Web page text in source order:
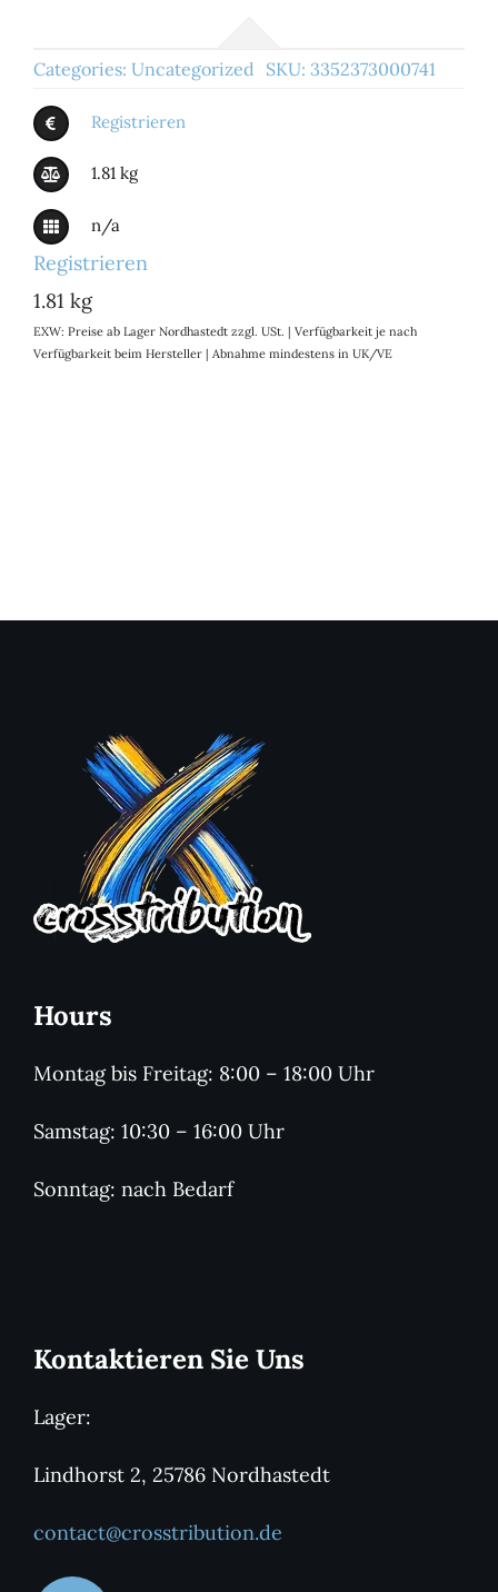
Categories: Uncategorized SKU: 3352373000741
Registrieren
1.81 kg
n/a
Registrieren
1.81 kg
EXW: Preise ab Lager Nordhastedt zzgl. USt. | Verfügbarkeit je nach
Verfügbarkeit beim Hersteller | Abnahme mindestens in UK/VE
Hours
Montag bis Freitag: 8:00 – 18:00 Uhr
Samstag: 10:30 – 16:00 Uhr
Sonntag: nach Bedarf
Kontaktieren Sie Uns
Lager:
Lindhorst 2, 25786 Nordhastedt
contact@crosstribution.de